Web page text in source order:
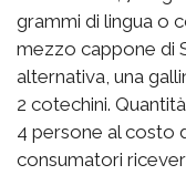
grammi di lingua o
mezzo cappone di
alternativa, una
2 cotechini.
4 persone al costo
consumatori